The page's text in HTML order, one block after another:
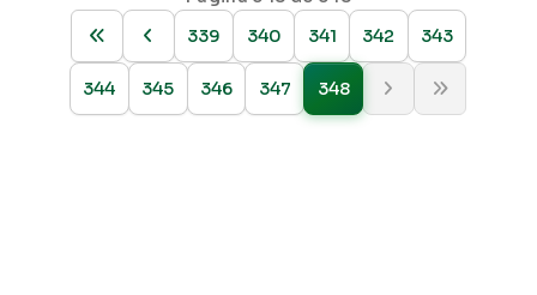
339
340 341 342 343
344 345 346 347 348